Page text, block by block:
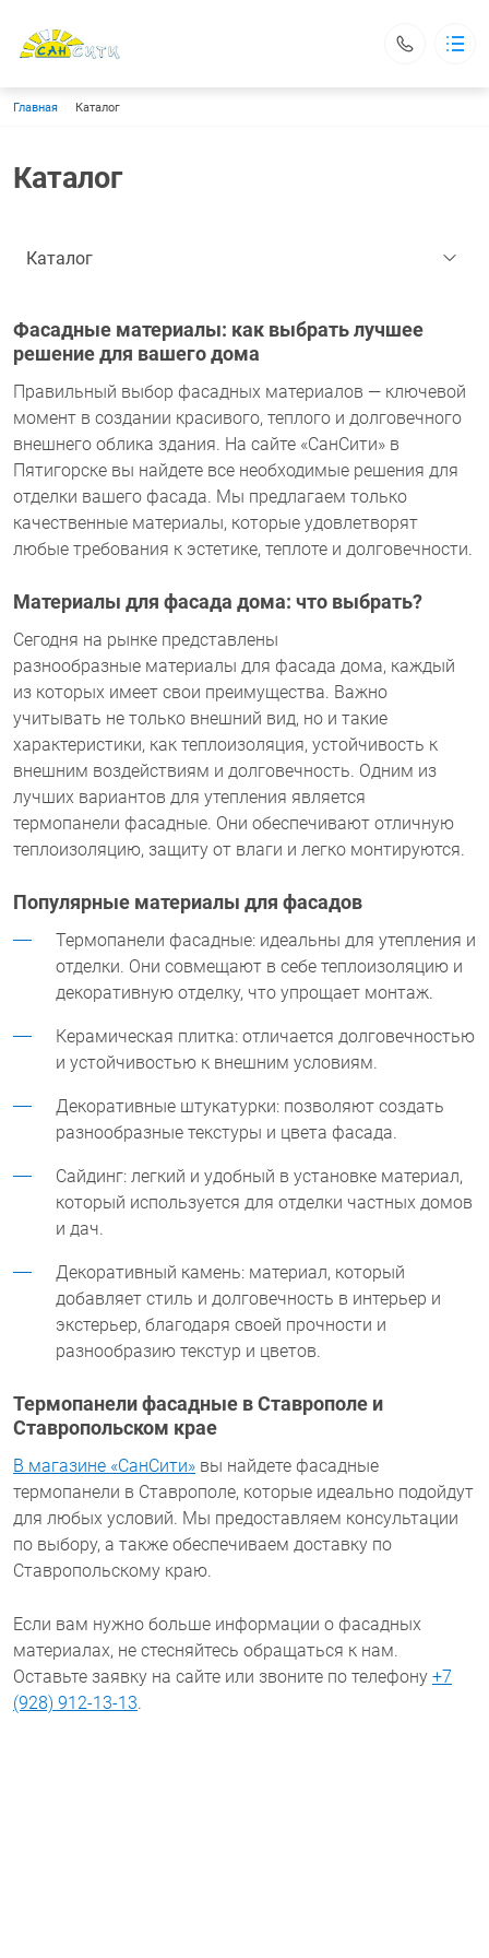
г. Пятигорск, Черкесское шоссе , дом 15
Магазин "СанСити фасадные материалы, сантехника"
Пн-Сб с 9:00 до 18:00
suncity-kvg@mail.ru
+7 (8793) 31-75-47
+7 (928) 912-13-13
Заказать звонок
Строка навигации
Главная Каталог
Каталог
Каталог
Фасадные материалы: как выбрать лучшее
решение для вашего дома
Правильный выбор фасадных материалов — ключевой
момент в создании красивого, теплого и долговечного
внешнего облика здания. На сайте «СанСити» в
Пятигорске вы найдете все необходимые решения для
отделки вашего фасада. Мы предлагаем только
качественные материалы, которые удовлетворят
любые требования к эстетике, теплоте и долговечности.
Материалы для фасада дома: что выбрать?
Сегодня на рынке представлены
разнообразные материалы для фасада дома, каждый
из которых имеет свои преимущества. Важно
учитывать не только внешний вид, но и такие
характеристики, как теплоизоляция, устойчивость к
внешним воздействиям и долговечность. Одним из
лучших вариантов для утепления является
термопанели фасадные. Они обеспечивают отличную
теплоизоляцию, защиту от влаги и легко монтируются.
Популярные материалы для фасадов
Термопанели фасадные: идеальны для утепления и
отделки. Они совмещают в себе теплоизоляцию и
декоративную отделку, что упрощает монтаж.
Керамическая плитка: отличается долговечностью
и устойчивостью к внешним условиям.
Декоративные штукатурки: позволяют создать
разнообразные текстуры и цвета фасада.
Сайдинг: легкий и удобный в установке материал,
который используется для отделки частных домов
и дач.
Декоративный камень: материал, который
добавляет стиль и долговечность в интерьер и
экстерьер, благодаря своей прочности и
разнообразию текстур и цветов.
Термопанели фасадные вСтаврополе и
Ставропольском крае
В магазине «СанСити» вы найдете фасадные
термопанели в Ставрополе, которые идеально подойдут
для любых условий. Мы предоставляем консультации
по выбору, а также обеспечиваем доставку по
Ставропольскому краю.
Если вам нужно больше информации о фасадных
материалах, не стесняйтесь обращаться к нам.
Оставьте заявку на сайте или звоните по телефону +7
(928) 912-13-13.